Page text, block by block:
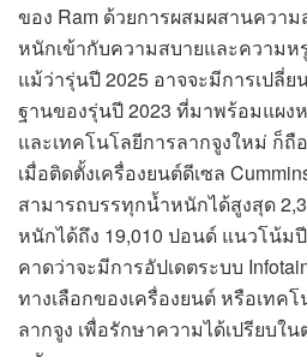
ของ Ram ด้วยการผสมผสานควา
หนักเข้ากับความสบายและความห
แม้ว่ารุ่นปี 2025 อาจจะมีการเปลี่
ฐานของรุ่นปี 2023 ที่มาพร้อมแผง
และเทคโนโลยีการลากจูงใหม่ ก็ถื
เมื่อติดตั้งเครื่องยนต์ดีเซล
สามารถบรรทุกน้ำหนักได้สูงสุด
หนักได้ถึง 19,010 ปอนด์ แนวโน้มปี
คาดว่าจะมีการอัปเดตระบบ
ทางเลือกของเครื่องยนต์ หรือเทค
ลากจูง เพื่อรักษาความได้เปรียบใ